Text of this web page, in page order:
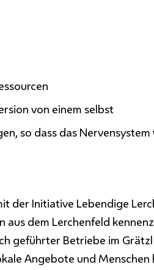
von einem selbst
so dass das
der Initiative Lebendige
dem Lerchenfeld
geführter Betriebe im
Angebote und Menschen